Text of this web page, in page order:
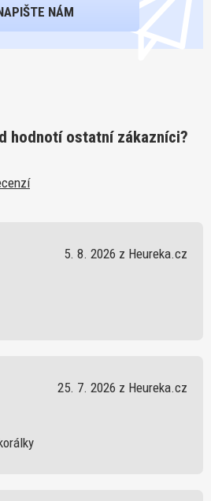
NÁM
hodnotí ostatní zákazníci?
5. 8. 2026 z Heureka.cz
25. 7. 2026 z Heureka.cz